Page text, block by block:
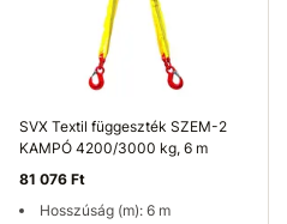
SVX Textil függeszték SZEM-2
KAMPÓ 4200/3000 kg, 6 m
81 076 Ft
Hosszúság (m): 6 m